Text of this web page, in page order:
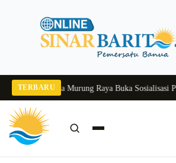
TERBARU
Pj Sekda Murung Raya Buka Sosialisasi